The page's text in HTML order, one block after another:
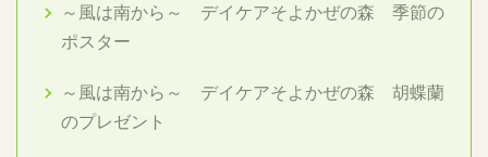
～風は南から～ デイケアそよかぜの森 季節の
ポスター
～風は南から～ デイケアそよかぜの森 胡蝶蘭
のプレゼント